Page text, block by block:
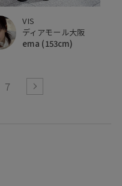
VIS
ディアモール大阪
ema (153cm)
7